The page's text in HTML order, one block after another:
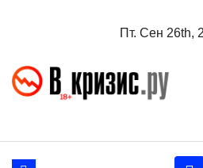
Пт. Сен 26th,